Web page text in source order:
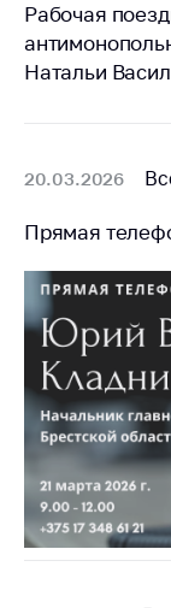
ведения
COVID-19
Рабочая
Натальи
20.03.2026
Прямая